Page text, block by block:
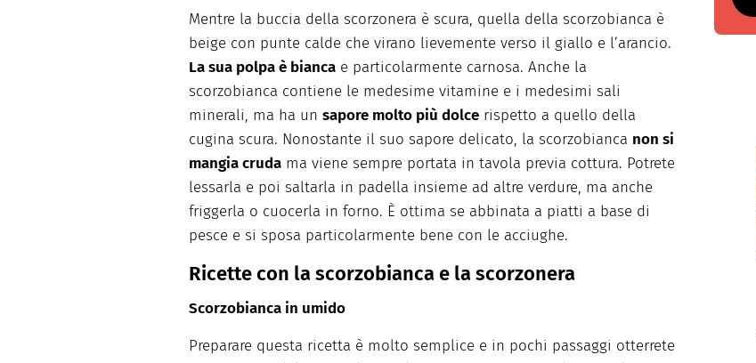
Mentre la buccia della scorzonera è scura, quella della scorzobianca è
beige con punte calde che virano lievemente verso il giallo e l’arancio.
La sua polpa è bianca e particolarmente carnosa. Anche la
scorzobianca contiene le medesime vitamine e i medesimi sali
minerali, ma ha un sapore molto più dolce rispetto a quello della
cugina scura. Nonostante il suo sapore delicato, la scorzobianca non si
mangia cruda ma viene sempre portata in tavola previa cottura. Potrete
lessarla e poi saltarla in padella insieme ad altre verdure, ma anche
friggerla o cuocerla in forno. È ottima se abbinata a piatti a base di
pesce e si sposa particolarmente bene con le acciughe.
Ricette con la scorzobianca e la scorzonera
Scorzobianca in umido
Preparare questa ricetta è molto semplice e in pochi passaggi otterrete